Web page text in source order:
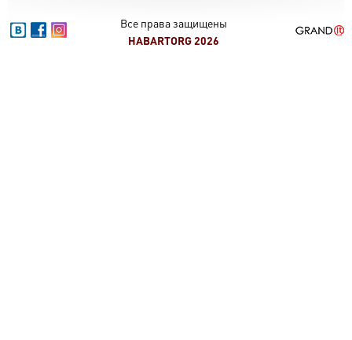
Все права защищены
HABARTORG 2026